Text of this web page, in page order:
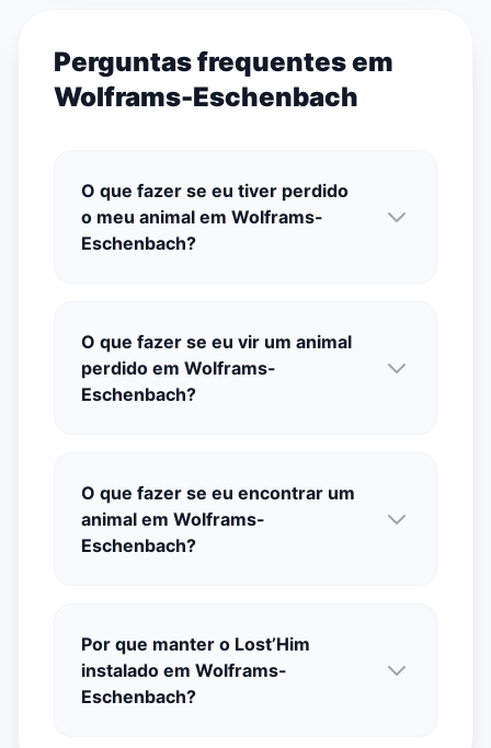
Perguntas frequentes em
Wolframs-Eschenbach
O que fazer se eu tiver perdido
o meu animal em Wolframs-
Eschenbach?
O que fazer se eu vir um animal
perdido em Wolframs-
Eschenbach?
O que fazer se eu encontrar um
animal em Wolframs-
Eschenbach?
Por que manter o Lost’Him
instalado em Wolframs-
Eschenbach?